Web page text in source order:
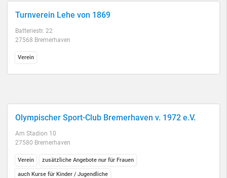
Turnverein Lehe von 1869
Batteriestr. 22
27568 Bremerhaven
Verein
Olympischer Sport-Club Bremerhaven v. 1972 e.V.
Am Stadion 10
27580 Bremerhaven
Verein zusätzliche Angebote nur für Frauen
auch Kurse für Kinder / Jugendliche